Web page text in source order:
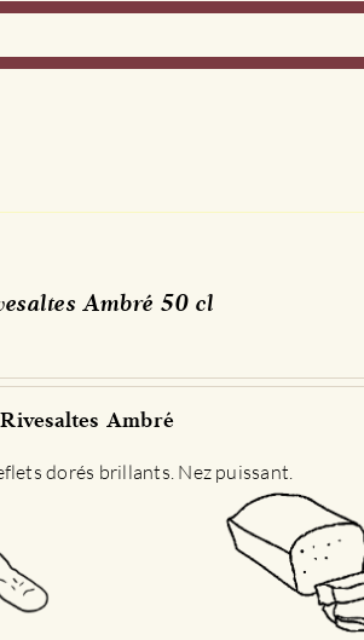
Ambré 50 cl
Ambré
dorés brillants. Nez puissant.